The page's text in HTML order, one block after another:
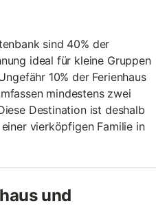
sind 40% der
ideal für kleine Gruppen
10% der Ferienhaus
mindestens zwei
Destination ist deshalb
vierköpfigen Familie in
und